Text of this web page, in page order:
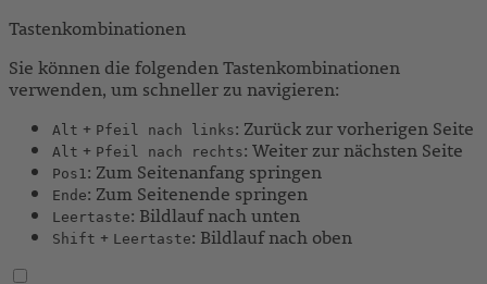
Tastenkombinationen
Sie können die folgenden Tastenkombinationen
verwenden, um schneller zu navigieren:
Alt + Pfeil nach links: Zurück zur vorherigen Seite
Alt + Pfeil nach rechts: Weiter zur nächsten Seite
Pos1: Zum Seitenanfang springen
Ende: Zum Seitenende springen
Leertaste: Bildlauf nach unten
Shift + Leertaste: Bildlauf nach oben